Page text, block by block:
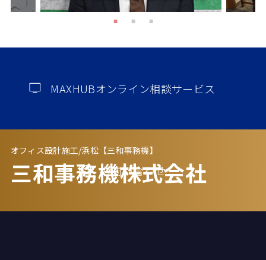
MAXHUBオンライン相談サービス
お問い合わせ
オフィス設計施工/浜松【三和事務機】
三和事務機株式会社